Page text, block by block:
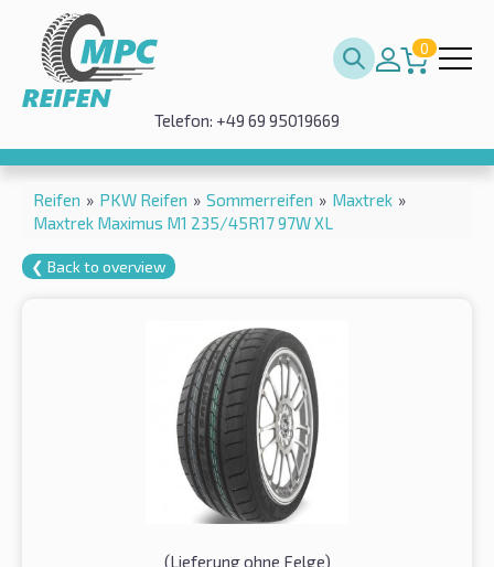
0
Telefon: +49 69 95019669
Reifen » PKW Reifen » Sommerreifen » Maxtrek »
Maxtrek Maximus M1 235/45R17 97W XL
❮ Back to overview
(Lieferung ohne Felge)